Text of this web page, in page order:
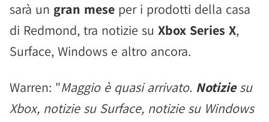
sarà un gran mese per i prodotti della casa
di Redmond, tra notizie su Xbox Series X,
Surface, Windows e altro ancora.
Warren: "Maggio è quasi arrivato. Notiziesu
Xbox, notizie su Surface, notizie su Windows